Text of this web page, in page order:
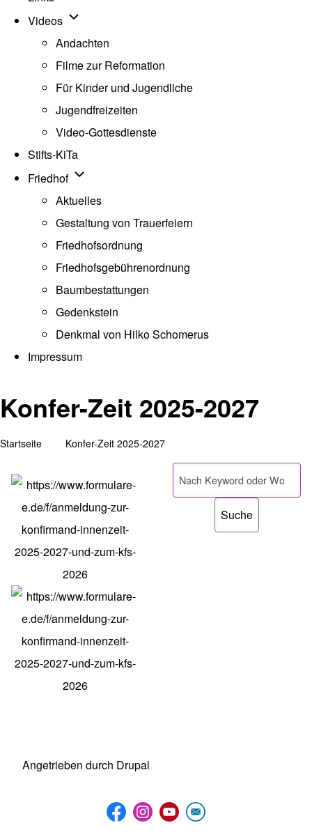
Videos Unternavigation von Videos
Andachten
Filme zur Reformation
Für Kinder und Jugendliche
Jugendfreizeiten
Video-Gottesdienste
Stifts-KiTa
Friedhof Unternavigation von Friedhof
Aktuelles
Gestaltung von Trauerfeiern
Friedhofsordnung
Friedhofsgebührenordnung
Baumbestattungen
Gedenkstein
Denkmal von Hilko Schomerus
Impressum
Konfer-Zeit 2025-2027
Startseite Konfer-Zeit 2025-2027
Suche
Angetrieben durch Drupal